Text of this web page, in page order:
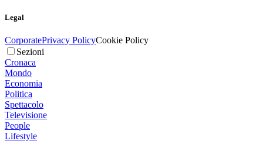
Legal
CorporatePrivacy PolicyCookie Policy
Sezioni
Cronaca
Mondo
Economia
Politica
Spettacolo
Televisione
People
Lifestyle